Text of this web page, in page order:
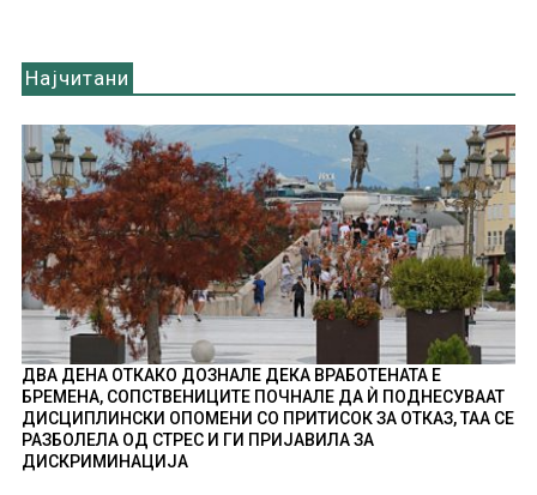
Најчитани
ДВА ДЕНА ОТКАКО ДОЗНАЛЕ ДЕКА ВРАБОТЕНАТА Е
БРЕМЕНА, СОПСТВЕНИЦИТЕ ПОЧНАЛЕ ДА Ѝ ПОДНЕСУВААТ
ДИСЦИПЛИНСКИ ОПОМЕНИ СО ПРИТИСОК ЗА ОТКАЗ, ТАА СЕ
РАЗБОЛЕЛА ОД СТРЕС И ГИ ПРИЈАВИЛА ЗА
ДИСКРИМИНАЦИЈА